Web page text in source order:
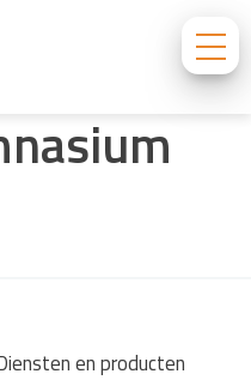
en producten